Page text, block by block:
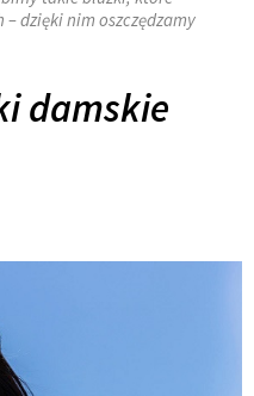
dzięki nim oszczędzamy
damskie